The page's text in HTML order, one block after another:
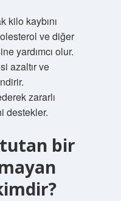
kilo kaybını
ve diğer
yardımcı olur.
azaltır ve
zararlı
destekler.
bir